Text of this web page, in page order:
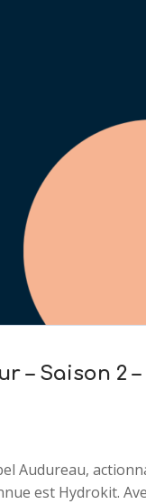
– Saison 2
Audureau,
est Hydrokit.